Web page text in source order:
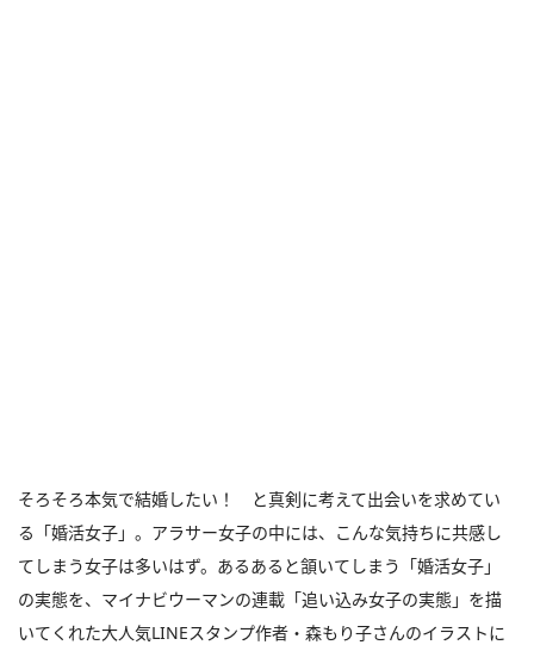
そろそろ本気で結婚したい！ と真剣に考えて出会いを求めてい
る「婚活女子」。アラサー女子の中には、こんな気持ちに共感し
てしまう女子は多いはず。あるあると頷いてしまう「婚活女子」
の実態を、マイナビウーマンの連載「追い込み女子の実態」を描
いてくれた大人気LINEスタンプ作者・森もり子さんのイラストに